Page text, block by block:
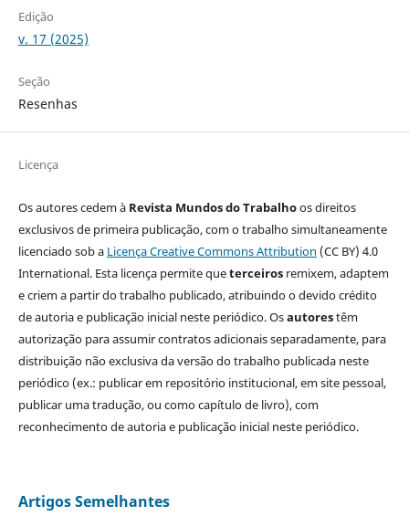
Edição
v. 17 (2025)
Seção
Resenhas
Licença
Os autores cedem à Revista Mundos do Trabalhoos direitos
exclusivos de primeira publicação, com o trabalho simultaneamente
licenciado sob a Licença Creative Commons Attribution (CC BY) 4.0
International. Esta licença permite queterceirosremixem, adaptem
e criem a partir do trabalho publicado, atribuindo o devido crédito
de autoria e publicação inicial neste periódico. Osautorestêm
autorização para assumir contratos adicionais separadamente, para
distribuição não exclusiva da versão do trabalho publicada neste
periódico (ex.: publicar em repositório institucional, em site pessoal,
publicar uma tradução, ou como capítulo de livro), com
reconhecimento de autoria e publicação inicial neste periódico.
Artigos Semelhantes